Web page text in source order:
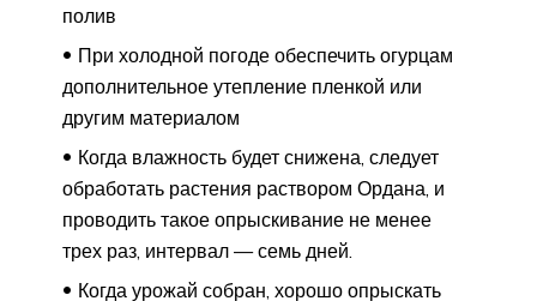
полив
При холодной погоде обеспечить огурцам
дополнительное утепление пленкой или
другим материалом
Когда влажность будет снижена, следует
обработать растения раствором Ордана, и
проводить такое опрыскивание не менее
трех раз, интервал — семь дней.
Когда урожай собран, хорошо опрыскать